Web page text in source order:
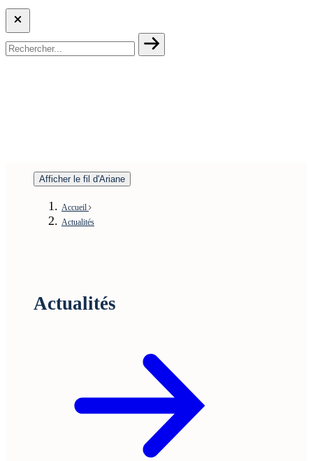
Afficher le fil d'Ariane
Accueil
Actualités
Actualités